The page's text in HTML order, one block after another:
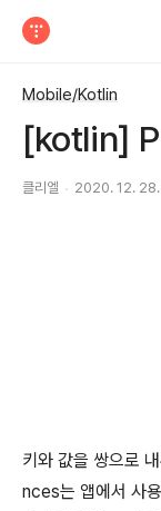
Mobile/Kotlin
[kotlin]
클리엘 2020. 12. 28.
키와 값을 쌍으로
nces는 앱에서 사